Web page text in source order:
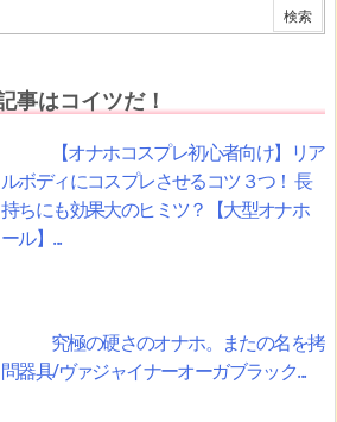
事はコイツだ！
【オナホコスプレ初心者向け】リア
ルボディにコスプレさせるコツ３つ！ 長
持ちにも効果大のヒミツ？【大型オナホ
ール】...
究極の硬さのオナホ。またの名を拷
問器具/ヴァジャイナーオーガブラック...